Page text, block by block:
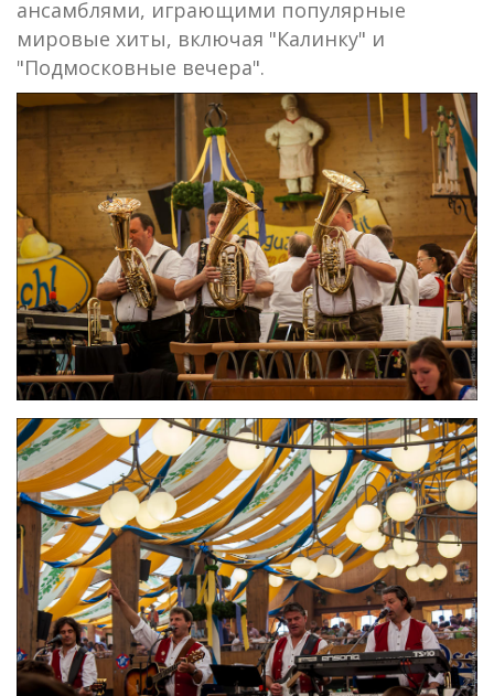
ансамблями, играющими популярные
мировые хиты, включая "Калинку" и
"Подмосковные вечера".